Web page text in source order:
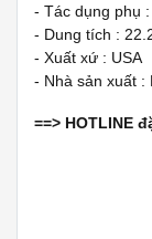
- Tác dụng phụ
- Dung tích :
- Xuất xứ : USA
- Nhà sản xuất :
==> HOTLINE